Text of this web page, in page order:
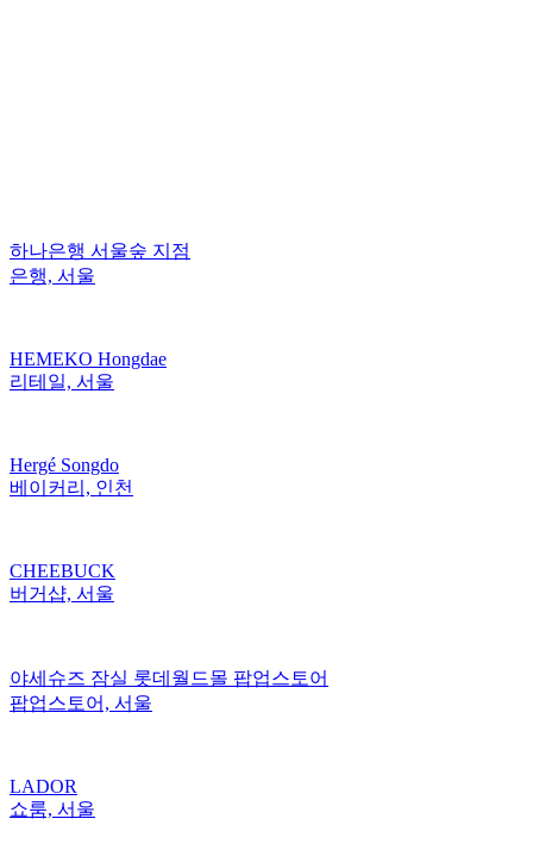
하나은행 서울숲 지점
은행, 서울
HEMEKO Hongdae
리테일, 서울
Hergé Songdo
베이커리, 인천
CHEEBUCK
버거샵, 서울
야세슈즈 잠실 롯데월드몰 팝업스토어
팝업스토어, 서울
LADOR
쇼룸, 서울